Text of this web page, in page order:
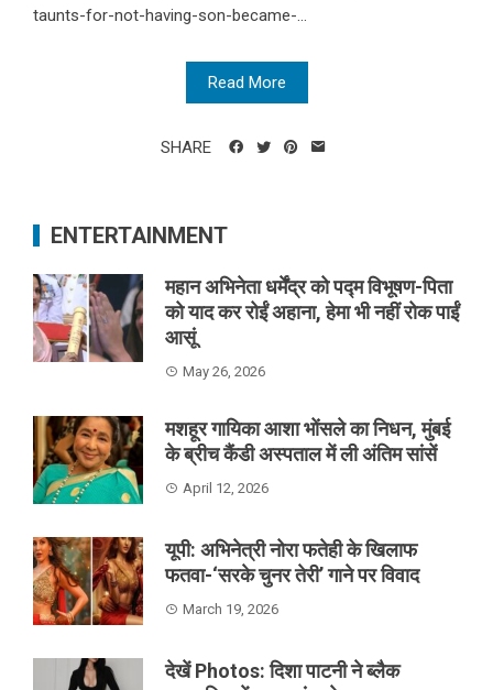
taunts-for-not-having-son-became-...
Read More
SHARE
ENTERTAINMENT
महान अभिनेता धर्मेंद्र को पद्म विभूषण-पिता
को याद कर रोईं अहाना, हेमा भी नहीं रोक पाईं
आसूं
May 26, 2026
मशहूर गायिका आशा भोंसले का निधन, मुंबई
के ब्रीच कैंडी अस्पताल में ली अंतिम सांसें
April 12, 2026
यूपी: अभिनेत्री नोरा फतेही के खिलाफ
फतवा-‘सरके चुनर तेरी’ गाने पर विवाद
March 19, 2026
देखें Photos: दिशा पाटनी ने ब्लैक